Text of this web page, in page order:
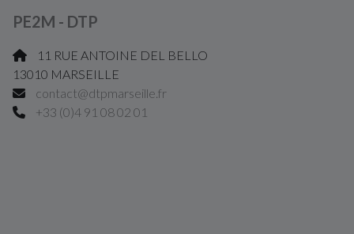
PE2M - DTP
11 RUE ANTOINE DEL BELLO
13010 MARSEILLE
contact@dtpmarseille.fr
+33 (0)4 91 08 02 01